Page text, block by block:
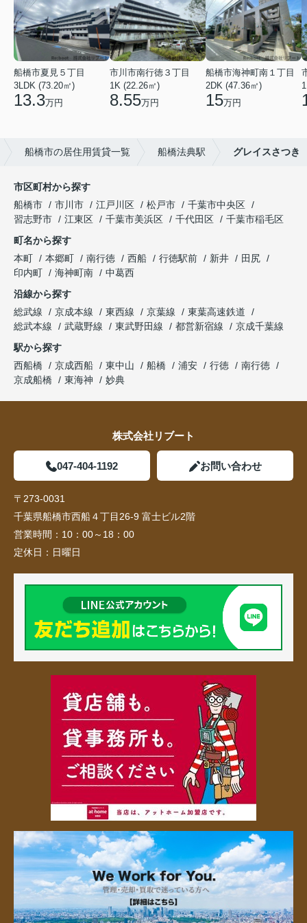
船橋市夏見５丁目
3LDK (73.20㎡)
13.3万円
市川市南行徳３丁目
1K (22.26㎡)
8.55万円
船橋市海神町南１丁目
2DK (47.36㎡)
15万円
船橋市の居住用賃貸一覧 船橋法典駅 グレイスさつき
市区町村から探す
船橋市
市川市 江戸川区 松戸市
千葉市中央区
習志野市
江東区 千葉市美浜区 千代田区
千葉市稲毛区
町名から探す
本町
本郷町 南行徳 西船 行徳駅前 新井
田尻
印内町
海神町南
中葛西
沿線から探す
総武線
京成本線 東西線 京葉線
東葉高速鉄道
総武本線
武蔵野線 東武野田線 都営新宿線
京成千葉線
駅から探す
西船橋
京成西船 東中山 船橋 浦安 行徳
南行徳
京成船橋
東海神 妙典
株式会社リブート
047-404-1192 お問い合わせ
〒273-0031
千葉県船橋市西船４丁目26-9 富士ビル2階
営業時間： 10：00～18：00
定休日： 日曜日